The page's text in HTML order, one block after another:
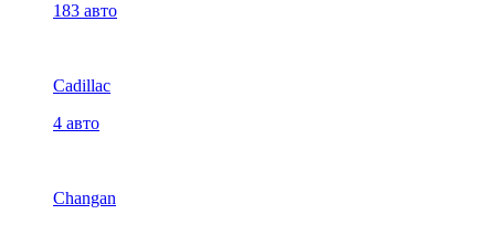
183 авто
Cadillac
4 авто
Changan